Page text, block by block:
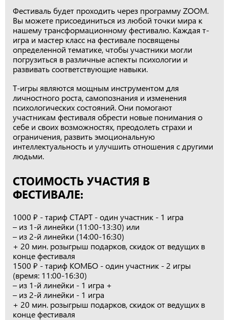
Фестиваль будет проходить через программу ZOOM.
Вы можете присоединиться из любой точки мира к
нашему трансформационному фестивалю. Каждая т-
игра и мастер класс на фестивале посвящены
определенной тематике, чтобы участники могли
погрузиться в различные аспекты психологии и
развивать соответствующие навыки.
Т-игры являются мощным инструментом для
личностного роста, самопознания и изменения
психологических состояний. Они помогают
участникам фестиваля обрести новые понимания о
себе и своих возможностях, преодолеть страхи и
ограничения, развить эмоциональную
интеллектуальность и улучшить отношения с другими
людьми.
СТОИМОСТЬ УЧАСТИЯ В
ФЕСТИВАЛЕ:
1000 ₽ - тариф СТАРТ - один участник - 1 игра
– из 1-й линейки (11:00-13:30) или
– из 2-й линейки (14:00-16:30)
+ 20 мин. розыгрыш подарков, скидок от ведущих в
конце фестиваля
1500 ₽ - тариф КОМБО - один участник - 2 игры
(время: 11:00-16:30)
– из 1-й линейки - 1 игра +
– из 2-й линейки - 1 игра
+ 20 мин. розыгрыш подарков, скидок от ведущих в
конце фестиваля